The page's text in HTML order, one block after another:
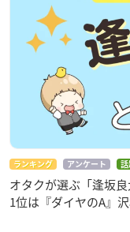
ランキング アンケート 話
オタクが選ぶ「逢坂
1位は『ダイヤのA』